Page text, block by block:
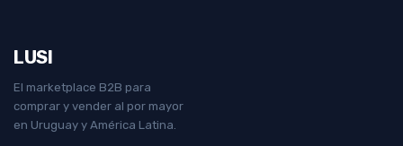
LUSI
El marketplace B2B para
comprar y vender al por mayor
en Uruguay y América Latina.